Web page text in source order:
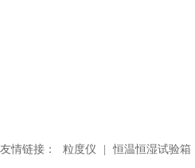
友情链接： 粒度仪 恒温恒湿试验箱